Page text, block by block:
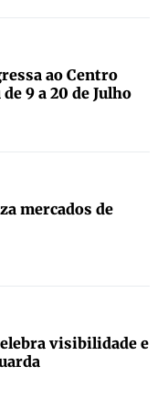
ao Centro
9 a 20 de Julho
mercados de
visibilidade e